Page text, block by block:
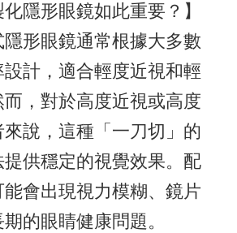
化隱形眼鏡如此重要？】
形眼鏡通常根據大多數
設計，適合輕度近視和輕
，對於高度近視或高度
說，這種「一刀切」的
供穩定的視覺效果。配
會出現視力模糊、鏡片
的眼睛健康問題。